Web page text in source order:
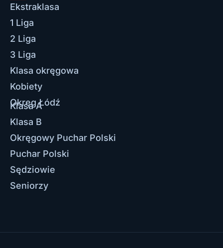
Ekstraklasa
1 Liga
2 Liga
3 Liga
Klasa okręgowa
Kobiety
Okręg Łódź
Klasa A
Klasa B
Okręgowy Puchar Polski
Puchar Polski
Sędziowie
Seniorzy